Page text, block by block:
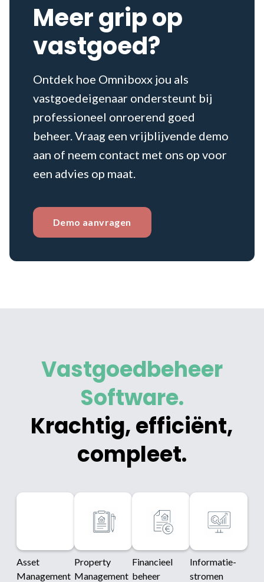
Meer grip op
vastgoed?
Ontdek hoe Omniboxx jou als
vastgoedeigenaar ondersteunt bij
professioneel onroerend goed
beheer. Vraag een vrijblijvende demo
aan of neem contact met ons op voor
een advies op maat.
Demo aanvragen
Vastgoedbeheer
Software.
Krachtig, efficiënt,
compleet.
Asset
Management
Property
Management
Financieel
beheer
Informatie-
stromen